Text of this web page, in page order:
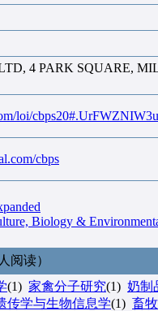
4 PARK SQUARE,
loi/
cbps
Biology &
阅读）
(1) 家禽分子研究(1) 奶制
传学与生物信息学(1) 畜